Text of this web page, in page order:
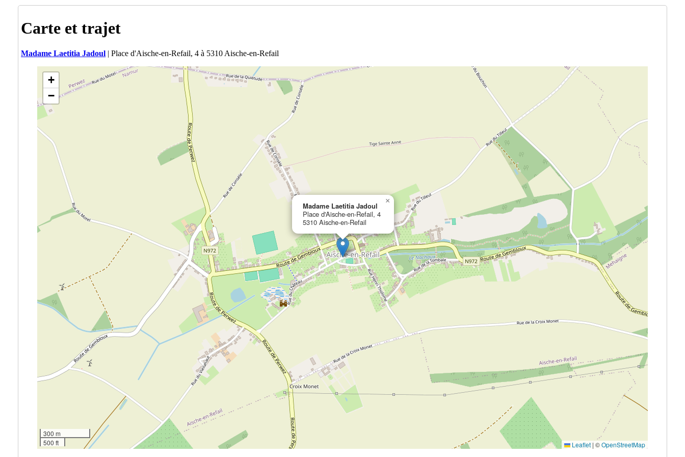
Carte et trajet
Madame Laetitia Jadoul | Place d'Aische-en-Refail, 4 à 5310 Aische-en-Refail
Madame Laetitia Jadoul
Place d'Aische-en-Refail, 4
5310 Aische-en-Refail
×
+
−
300 m
500 ft
Leaflet | ©OpenStreetMap